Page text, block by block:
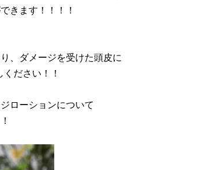
きます！！！！
、ダメージを受けた頭皮に
ださい！！
ローションについて